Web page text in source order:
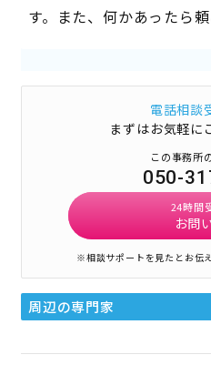
す。また、何かあったら頼
電話相談
まずはお気軽に
この事務所
050-
24時間
お問
※相談サポートを見たとお伝
周辺の専門家